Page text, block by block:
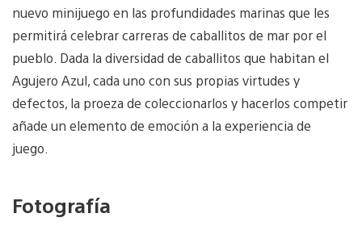
nuevo minijuego en las profundidades marinas que les
permitirá celebrar carreras de caballitos de mar por el
pueblo. Dada la diversidad de caballitos que habitan el
Agujero Azul, cada uno con sus propias virtudes y
defectos, la proeza de coleccionarlos y hacerlos competir
añade un elemento de emoción a la experiencia de
juego.
Fotografía